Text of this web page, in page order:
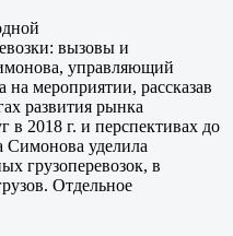
вызовы и
управляющий
мероприятии, рассказав
развития рынка
в 2018 г. и перспективах до
Симонова уделила
грузоперевозок, в
Отдельное